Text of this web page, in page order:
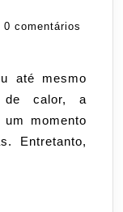
0 comentários
até mesmo
de calor, a
momento
Entretanto,